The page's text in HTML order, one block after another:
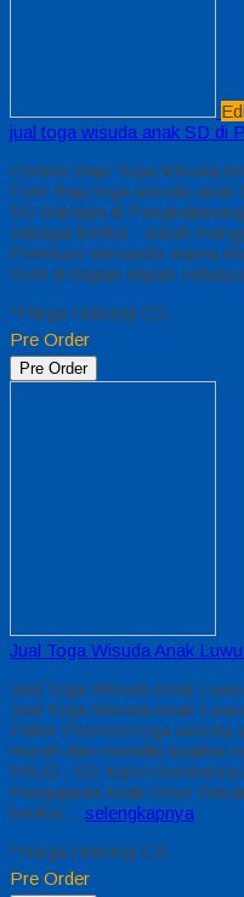
jual toga wisuda anak SD di
Contoh Baju Toga Wisuda
Foto Baju toga wisuda anak
SD Bahagia di
sebagai berikut : Jubah
Premium Vernando warna
Gold di bagian depan
*Harga Hubungi CS
Pre Order
Pre Order
Jual Toga Wisuda Anak
Jual Toga Wisuda Anak
Jual Toga Wisuda Anak
Paket Promosi toga wisuda
murah dan memiliki kualitas
PAUD , SD Kami
Pengajaran Anak Umur
berikut… selengkapnya
*Harga Hubungi CS
Pre Order